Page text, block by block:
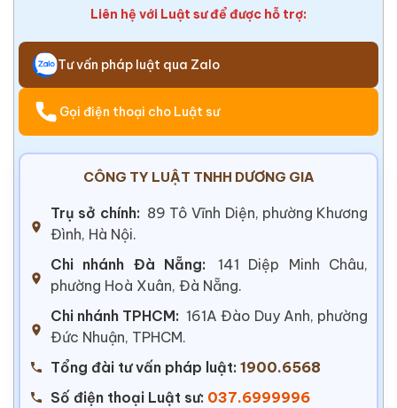
Liên hệ với Luật sư để được hỗ trợ:
Tư vấn pháp luật qua Zalo
Gọi điện thoại cho Luật sư
CÔNG TY LUẬT TNHH DƯƠNG GIA
Trụ sở chính: 89 Tô Vĩnh Diện, phường Khương
Đình, Hà Nội.
Chi nhánh Đà Nẵng:
141 Diệp Minh Châu,
phường Hoà Xuân, Đà Nẵng.
Chi nhánh TPHCM: 161A Đào Duy Anh, phường
Đức Nhuận, TPHCM.
Tổng đài tư vấn pháp luật: 1900.6568
Số điện thoại Luật sư: 037.6999996